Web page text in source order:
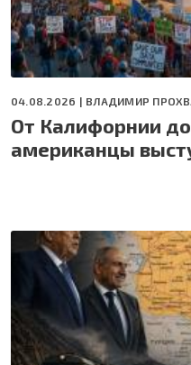
04.08.2026 | ВЛАДИМИР
От Калифорнии
американцы